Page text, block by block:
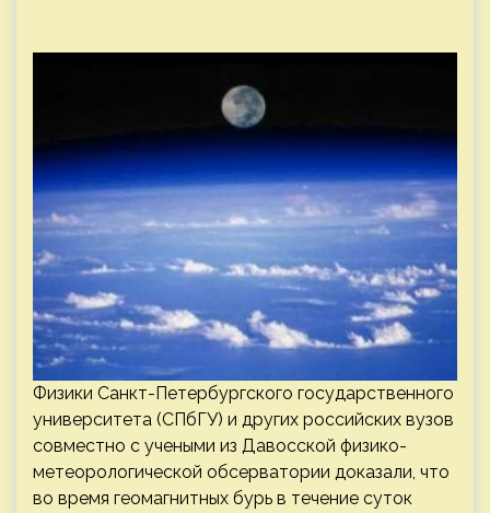
Физики Санкт-Петербургского государственного
университета (СПбГУ) и других российских вузов
совместно с учеными из Давосской физико-
метеорологической обсерватории доказали, что
во время геомагнитных бурь в течение суток